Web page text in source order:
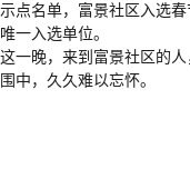
示点名单，富景社区入选
唯一入选单位。
这一晚，来到富景社区的
围中，久久难以忘怀。